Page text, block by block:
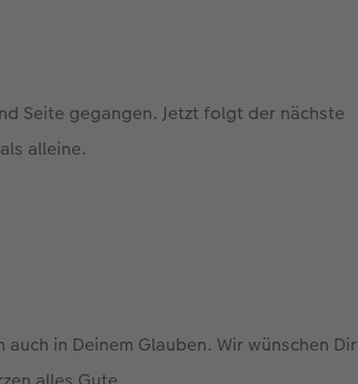
Seite gegangen. Jetzt folgt der nächste
alleine.
in Deinem Glauben. Wir wünschen Dir